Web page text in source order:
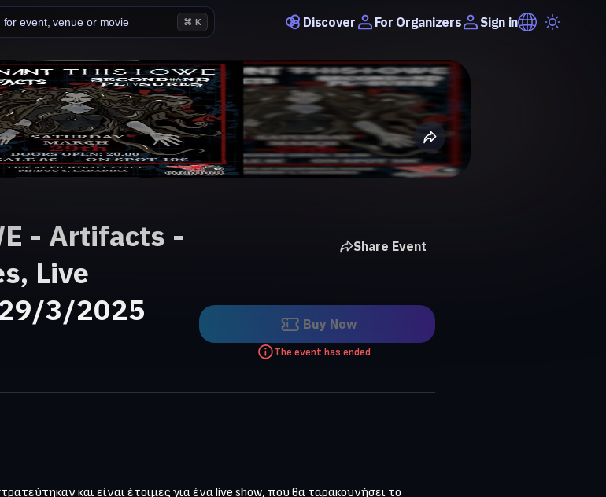
for event, venue or movie ⌘ K Discover For Organizers Sign in
- Artifacts -
Live
3/2025
Share Event
Buy Now
The event has ended
και είναι έτοιμες για ένα live show, που θα ταρακουνήσει το